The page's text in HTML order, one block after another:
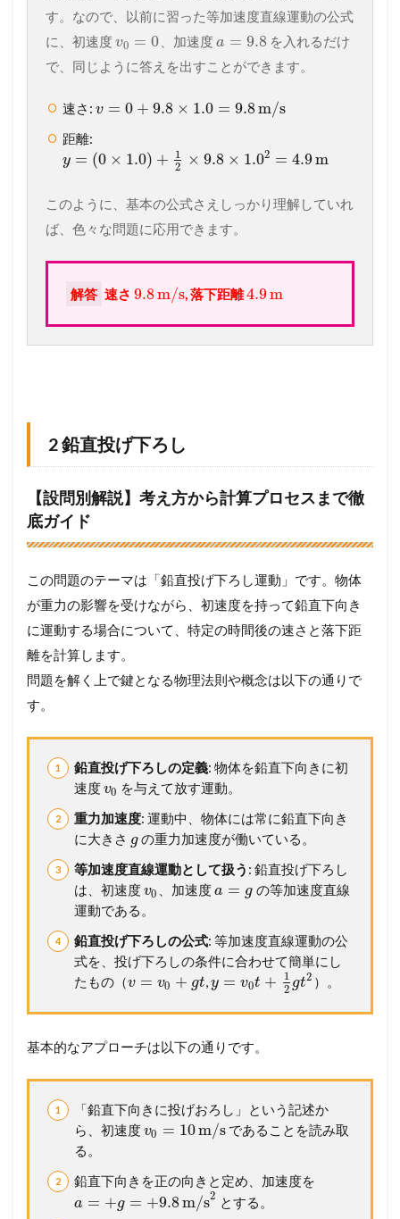
す。なので、以前に習った等加速度直線運動の公式
に、初速度v0 = 0 、加速度a = 9.8 を入れるだけ
で、同じように答えを出すことができます。
速さ: v = 0 + 9.8 × 1.0 = 9.8m/s
距離:
y = (0 × 1.0) +
1
2
× 9.8 × 1.02 = 4.9m
このように、基本の公式さえしっかり理解していれ
ば、色々な問題に応用できます。
解答 速さ 9.8m/s, 落下距離4.9m
2 鉛直投げ下ろし
【設問別解説】考え方から計算プロセスまで徹
底ガイド
この問題のテーマは「鉛直投げ下ろし運動」です。物体
が重力の影響を受けながら、初速度を持って鉛直下向き
に運動する場合について、特定の時間後の速さと落下距
離を計算します。
問題を解く上で鍵となる物理法則や概念は以下の通りで
す。
鉛直投げ下ろしの定義: 物体を鉛直下向きに初
速度v0 を与えて放す運動。
重力加速度: 運動中、物体には常に鉛直下向き
に大きさ gの重力加速度が働いている。
等加速度直線運動として扱う : 鉛直投げ下ろし
は、初速度v0 、加速度a = g の等加速度直線
運動である。
鉛直投げ下ろしの公式: 等加速度直線運動の公
式を、投げ下ろしの条件に合わせて簡単にし
たもの（v = v0 + gt,y = v0t +
1
2 gt2 ）。
基本的なアプローチは以下の通りです。
「鉛直下向きに投げおろし」という記述か
ら、初速度v0 = 10m/s であることを読み取
る。
鉛直下向きを正の向きと定め、加速度を
a = +g = +9.8m/s2 とする。